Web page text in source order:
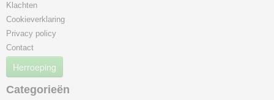
Klachten
Cookieverklaring
Privacy policy
Contact
Herroeping
Categorieën